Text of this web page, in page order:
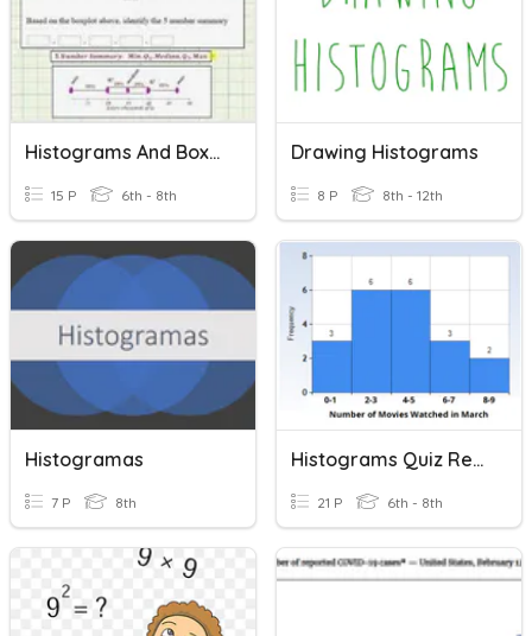
Histograms And Box Plots
15 P 6th - 8th
Drawing Histograms
8 P 8th - 12th
Histogramas
7 P 8th
Histograms Quiz Review 2022
21 P 6th - 8th